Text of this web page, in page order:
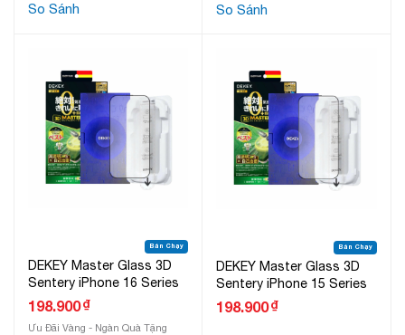
So Sánh So Sánh
Bán Chạy
DEKEY Master Glass 3D
Sentery iPhone 16 Series
198.900₫
Ưu Đãi Vàng - Ngàn Quà Tặng
Bán Chạy
DEKEY Master Glass 3D
Sentery iPhone 15 Series
198.900₫